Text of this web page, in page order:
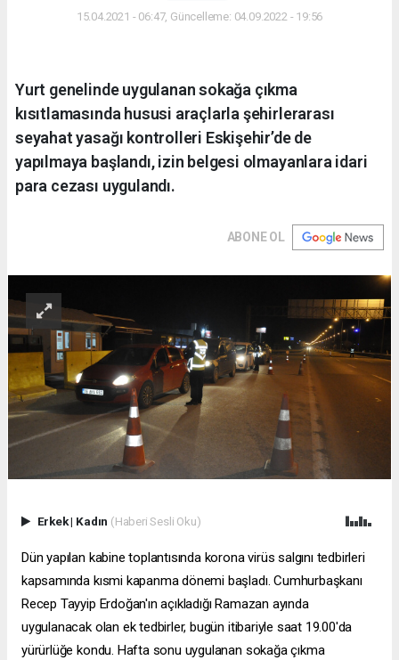
15.04.2021 - 06:47, Güncelleme: 04.09.2022 - 19:56
Yurt genelinde uygulanan sokağa çıkma
kısıtlamasında hususi araçlarla şehirlerarası
seyahat yasağı kontrolleri Eskişehir’de de
yapılmaya başlandı, izin belgesi olmayanlara idari
para cezası uygulandı.
ABONE OL
Erkek| Kadın (Haberi Sesli Oku)
Dün yapılan kabine toplantısında korona virüs salgını tedbirleri
kapsamında kısmi kapanma dönemi başladı. Cumhurbaşkanı
Recep Tayyip Erdoğan'ın açıkladığı Ramazan ayında
uygulanacak olan ek tedbirler, bugün itibariyle saat 19.00'da
yürürlüğe kondu. Hafta sonu uygulanan sokağa çıkma